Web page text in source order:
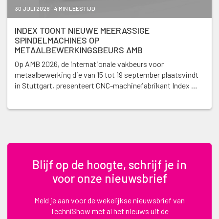
30 JULI 2026 - 4 MIN LEESTIJD
INDEX TOONT NIEUWE MEERASSIGE
SPINDELMACHINES OP
METAALBEWERKINGSBEURS AMB
Op AMB 2026, de internationale vakbeurs voor
metaalbewerking die van 15 tot 19 september plaatsvindt
in Stuttgart, presenteert CNC-machinefabrikant Index …
Blijf op de hoogte, schrijf je in
voor onze nieuwsbrief
Meld je aan voor de wekelijkse nieuwsbrief van
TechniShow met al het nieuws uit de